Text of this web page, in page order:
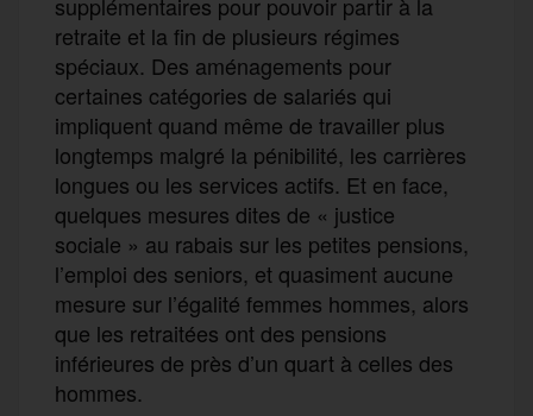
retraite et la fin de plusieurs régimes
spéciaux. Des aménagements pour
certaines catégories de salariés qui
impliquent quand même de travailler plus
longtemps malgré la pénibilité, les carrières
longues ou les services actifs. Et en face,
quelques mesures dites de « justice
sociale » au rabais sur les petites pensions,
l’emploi des seniors, et quasiment aucune
mesure sur l’égalité femmes hommes, alors
que les retraitées ont des pensions
inférieures de près d’un quart à celles des
hommes.